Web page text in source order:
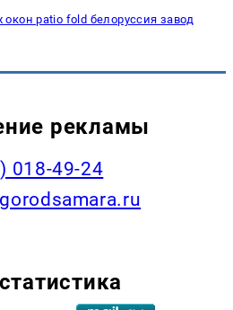
patio fold белоруссия завод
рекламы
018-49-24